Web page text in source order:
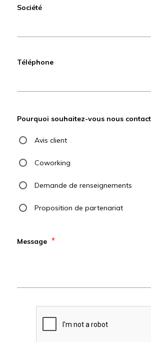
Société
Téléphone
Pourquoi souhaitez-vous nous
Avis client
Coworking
Demande de renseignements
Proposition de partenariat
Message *